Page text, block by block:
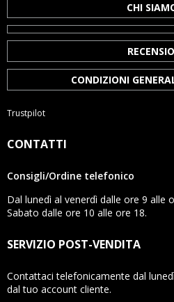
CONTATTI
Consigli/Ordine telefonico
Dal lunedì al venerdì dalle ore 9 alle
Sabato dalle ore 10 alle ore 18.
SERVIZIO POST-VENDITA
Contattaci telefonicamente dal
dal tuo account cliente.
CHI
CONDIZIONI
Trustpilot